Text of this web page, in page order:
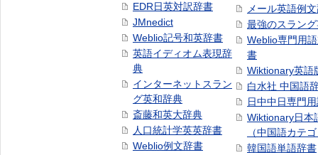
EDR日英対訳辞書
JMnedict
Weblio記号和英辞書
英語イディオム表現辞
典
インターネットスラン
グ英和辞典
斎藤和英大辞典
人口統計学英英辞書
Weblio例文辞書
メール英語例
最強のスラン
Weblio専門用
書
Wiktionary英語
白水社 中国語
日中中日専門
Wiktionary日本
（中国語カテ
韓国語単語辞書